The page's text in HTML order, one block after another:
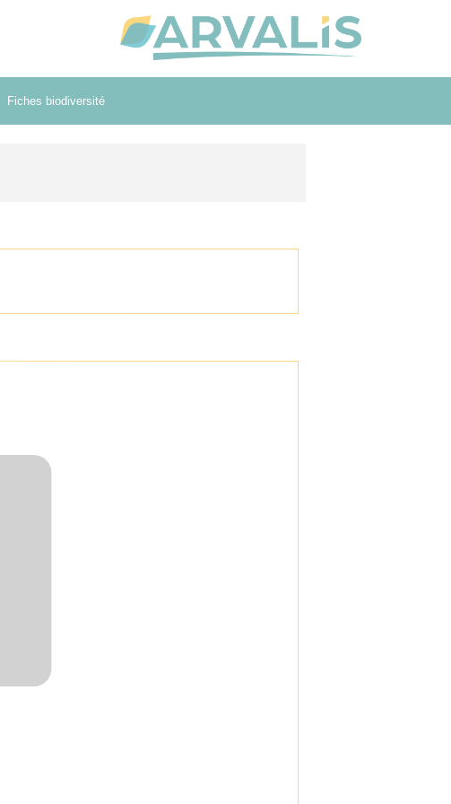
Fiches biodiversité